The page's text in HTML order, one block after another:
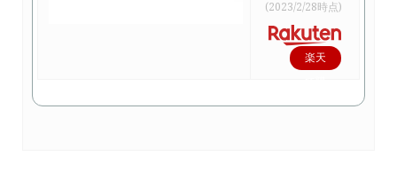
(2023/2/28時点)
楽天
入